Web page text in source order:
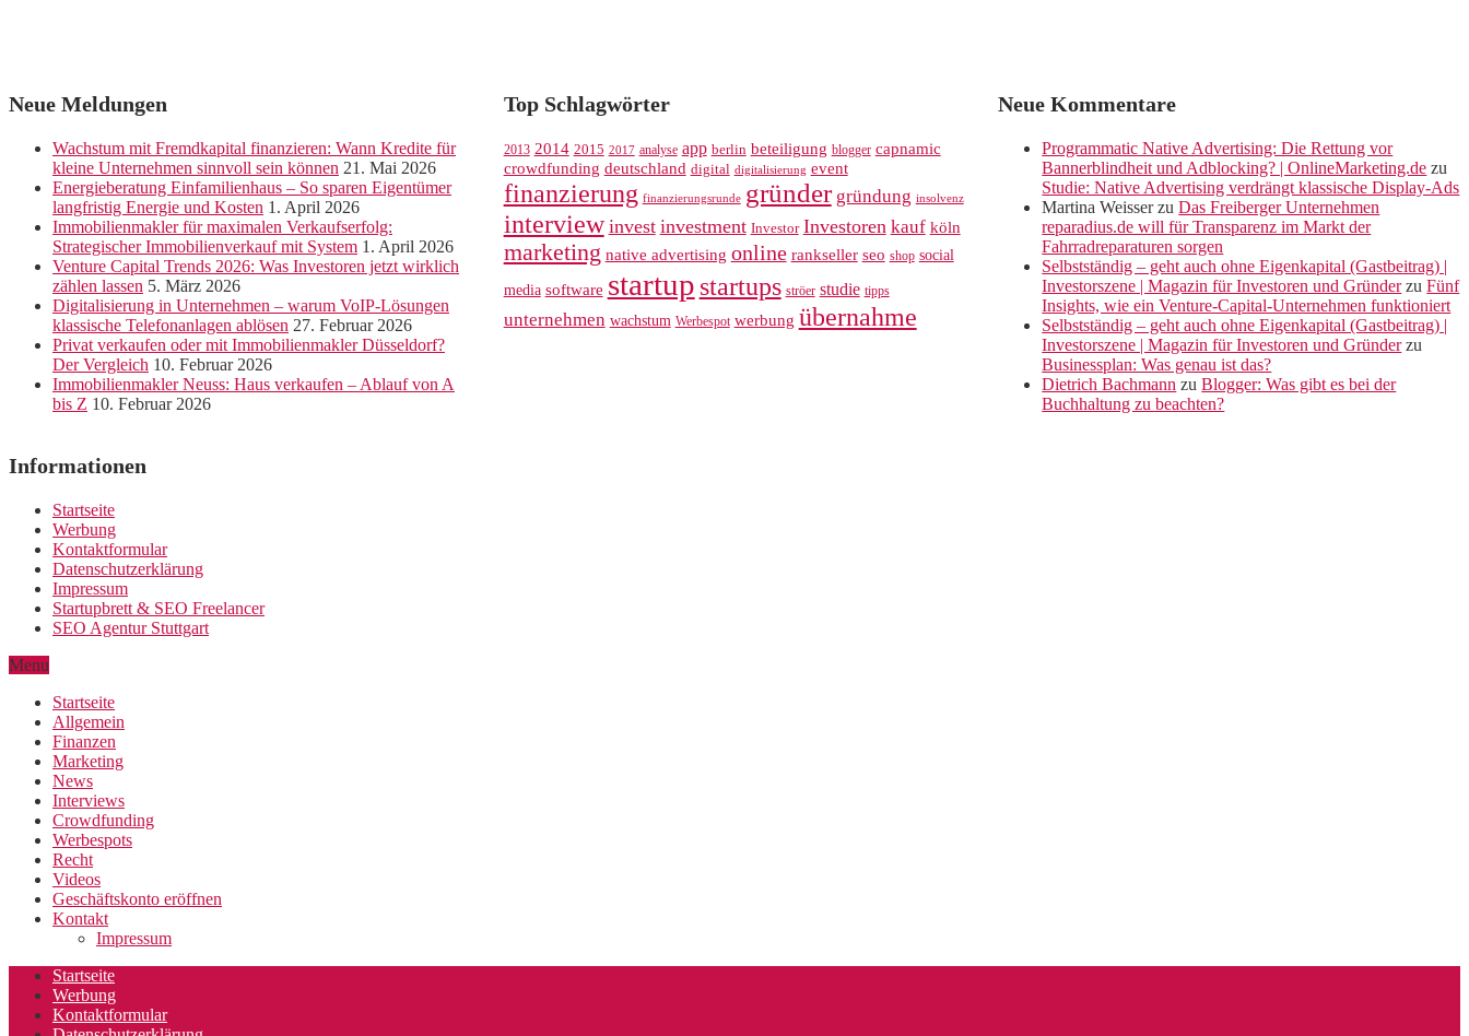
Neue Meldungen
Wachstum mit Fremdkapital finanzieren: Wann Kredite für
kleine Unternehmen sinnvoll sein können 21. Mai 2026
Energieberatung Einfamilienhaus – So sparen Eigentümer
langfristig Energie und Kosten 1. April 2026
Immobilienmakler für maximalen Verkaufserfolg:
Strategischer Immobilienverkauf mit System 1. April 2026
Venture Capital Trends 2026: Was Investoren jetzt wirklich
zählen lassen 5. März 2026
Digitalisierung in Unternehmen – warum VoIP-Lösungen
klassische Telefonanlagen ablösen 27. Februar 2026
Privat verkaufen oder mit Immobilienmakler Düsseldorf?
Der Vergleich 10. Februar 2026
Immobilienmakler Neuss: Haus verkaufen – Ablauf von A
bis Z 10. Februar 2026
Top Schlagwörter
2013 2014 2015 2017 analyse app berlin beteiligung blogger capnamic
crowdfunding deutschland digital digitalisierung event
finanzierung finanzierungsrunde gründer gründung insolvenz
interview invest investment Investor Investoren kauf köln
marketing native advertising online rankseller seo shop social
media software startup startups ströer studie tipps
unternehmen wachstum Werbespot werbung übernahme
Neue Kommentare
Programmatic Native Advertising: Die Rettung vor
Bannerblindheit und Adblocking? | OnlineMarketing.de zu
Studie: Native Advertising verdrängt klassische Display-Ads
Martina WeisserzuDas Freiberger Unternehmen
reparadius.de will für Transparenz im Markt der
Fahrradreparaturen sorgen
Selbstständig – geht auch ohne Eigenkapital (Gastbeitrag) |
Investorszene | Magazin für Investoren und GründerzuFünf
Insights, wie ein Venture-Capital-Unternehmen funktioniert
Selbstständig – geht auch ohne Eigenkapital (Gastbeitrag) |
Investorszene | Magazin für Investoren und Gründerzu
Businessplan: Was genau ist das?
Dietrich Bachmann zuBlogger: Was gibt es bei der
Buchhaltung zu beachten?
Informationen
Startseite
Werbung
Kontaktformular
Datenschutzerklärung
Impressum
Startupbrett & SEO Freelancer
SEO Agentur Stuttgart
Menu
Startseite
Allgemein
Finanzen
Marketing
News
Interviews
Crowdfunding
Werbespots
Recht
Videos
Geschäftskonto eröffnen
Kontakt
Impressum
Startseite
Werbung
Kontaktformular